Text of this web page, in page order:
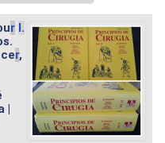
r I.
r,
|